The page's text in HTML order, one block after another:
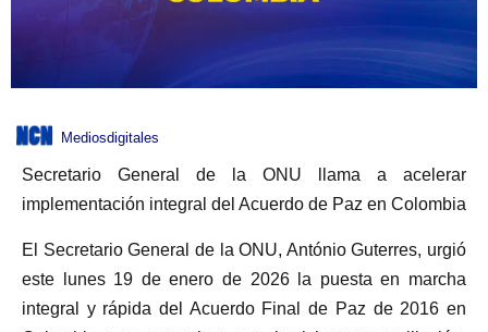
Mediosdigitales
Secretario General de la ONU llama a acelerar
implementación integral del Acuerdo de Paz en Colombia
El Secretario General de la ONU, António Guterres, urgió
este lunes 19 de enero de 2026 la puesta en marcha
integral y rápida del Acuerdo Final de Paz de 2016 en